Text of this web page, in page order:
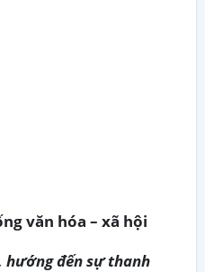
văn hóa – xã hội
hướng đến sự thanh